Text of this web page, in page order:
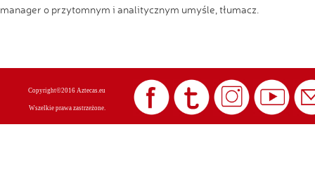
manager o przytomnym i analitycznym umyśle, tłumacz.
Copyright©2016 Aztecas.eu
Wszelkie prawa zastrzeżone.